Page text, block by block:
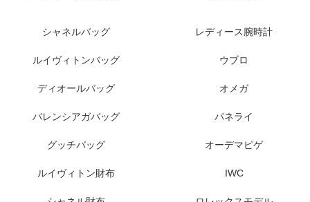
シャネルバッグ
ルイヴィトンバッグ
ディオールバッグ
バレンシアガバッグ
グッチバッグ
ルイヴィトン財布
レディース腕時計
ウブロ
オメガ
パネライ
オーデマピゲ
IWC